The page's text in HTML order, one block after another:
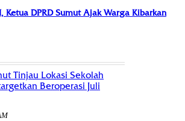
Ketua DPRD Sumut Ajak Warga Kibarkan
Tinjau Lokasi Sekolah
Beroperasi Juli